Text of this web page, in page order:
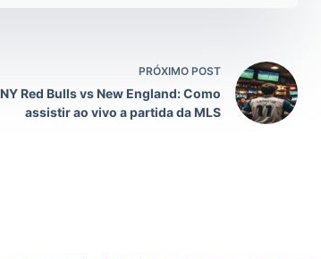
PRÓXIMO POST
NY Red Bulls vs New England: Como
assistir ao vivo a partida da MLS